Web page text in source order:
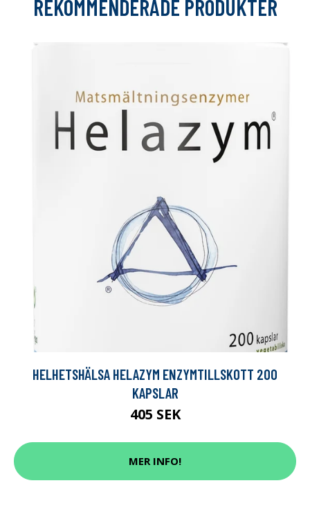
REKOMMENDERADE PRODUKTER
HELHETSHÄLSA HELAZYM ENZYMTILLSKOTT 200
KAPSLAR
405 SEK
MER INFO!